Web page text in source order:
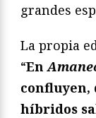
grandes
La propia
“En
confluyen,
híbridos